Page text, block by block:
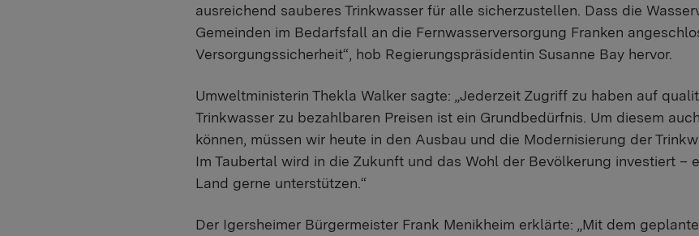
ausreichend sauberes Trinkwasser für alle sicherzustellen. Dass die
Gemeinden im Bedarfsfall an die Fernwasserversorgung Franken
Versorgungssicherheit“, hob Regierungspräsidentin Susanne Bay hervor.
Umweltministerin Thekla Walker sagte: „Jederzeit Zugriff zu haben auf
Trinkwasser zu bezahlbaren Preisen ist ein Grundbedürfnis. Um diesem
können, müssen wir heute in den Ausbau und die Modernisierung der
Im Taubertal wird in die Zukunft und das Wohl der Bevölkerung investiert –
Land gerne unterstützen.“
Der Igersheimer Bürgermeister Frank Menikheim erklärte: „Mit dem